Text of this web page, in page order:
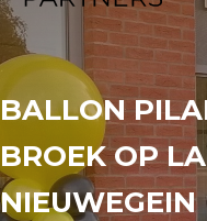
BALLON
BROEK OP
NIEUWEGEIN